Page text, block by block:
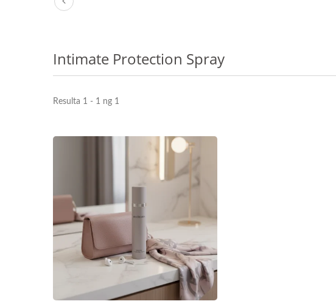
Intimate Protection Spray
Resulta 1 - 1 ng 1